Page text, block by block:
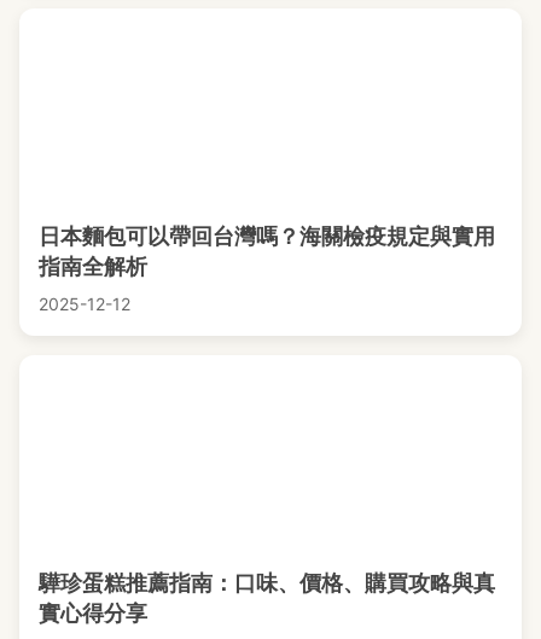
日本麵包可以帶回台灣嗎？海關檢疫規定與實用
指南全解析
2025-12-12
驊珍蛋糕推薦指南：口味、價格、購買攻略與真
實心得分享